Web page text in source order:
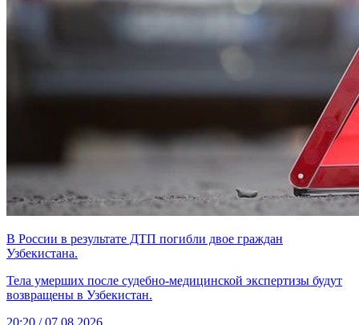
В России в результате ДТП погибли двое граждан
Узбекистана.
Тела умерших после судебно-медицинской экспертизы будут
возвращены в Узбекистан.